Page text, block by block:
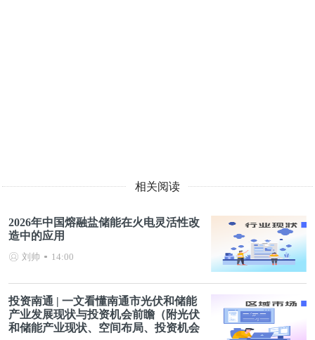
相关阅读
2026年中国熔融盐储能在火电灵活性改
造中的应用
刘帅 14:00
投资南通 | 一文看懂南通市光伏和储能
产业发展现状与投资机会前瞻（附光伏
和储能产业现状、空间布局、投资机会